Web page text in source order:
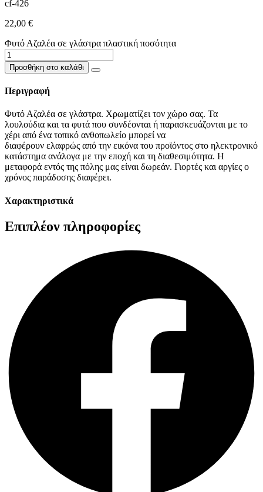
cf-426
22,00 €
Φυτό Αζαλέα σε γλάστρα πλαστική ποσότητα
Προσθήκη στο καλάθι
Περιγραφή
Φυτό Αζαλέα σε γλάστρα. Χρωματίζει τον χώρο σας. Τα
λουλούδια και τα φυτά που συνδέονται ή παρασκευάζονται με το
χέρι από ένα τοπικό ανθοπωλείο μπορεί να
διαφέρουν ελαφρώς από την εικόνα του προϊόντος στο ηλεκτρονικό
κατάστημα ανάλογα με την εποχή και τη διαθεσιμότητα. Η
μεταφορά εντός της πόλης μας είναι δωρεάν. Γιορτές και αργίες ο
χρόνος παράδοσης διαφέρει.
Χαρακτηριστικά
Επιπλέον πληροφορίες